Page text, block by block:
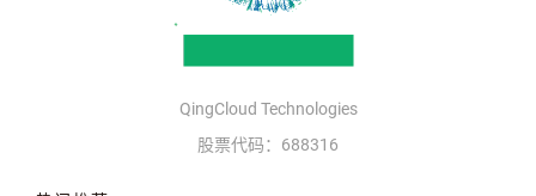
QingCloud Technologies
股票代码：688316